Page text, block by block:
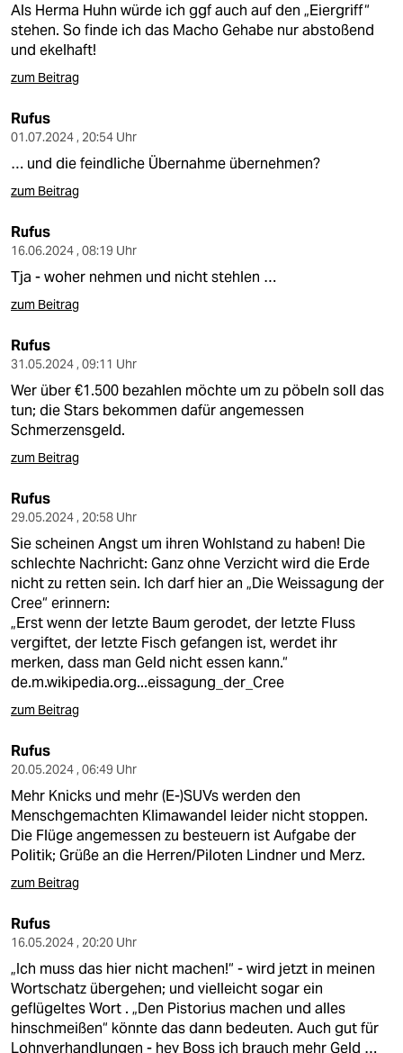
Als Herma Huhn würde ich ggf auch auf den „Eiergriff“
stehen. So finde ich das Macho Gehabe nur abstoßend
und ekelhaft!
zum Beitrag
Rufus
01.07.2024 , 20:54 Uhr
… und die feindliche Übernahme übernehmen?
zum Beitrag
Rufus
16.06.2024 , 08:19 Uhr
Tja - woher nehmen und nicht stehlen …
zum Beitrag
Rufus
31.05.2024 , 09:11 Uhr
Wer über €1.500 bezahlen möchte um zu pöbeln soll das
tun; die Stars bekommen dafür angemessen
Schmerzensgeld.
zum Beitrag
Rufus
29.05.2024 , 20:58 Uhr
Sie scheinen Angst um ihren Wohlstand zu haben! Die
schlechte Nachricht: Ganz ohne Verzicht wird die Erde
nicht zu retten sein. Ich darf hier an „Die Weissagung der
Cree“ erinnern:
„Erst wenn der letzte Baum gerodet, der letzte Fluss
vergiftet, der letzte Fisch gefangen ist, werdet ihr
merken, dass man Geld nicht essen kann.“
de.m.wikipedia.org...eissagung_der_Cree
zum Beitrag
Rufus
20.05.2024 , 06:49 Uhr
Mehr Knicks und mehr (E-)SUVs werden den
Menschgemachten Klimawandel leider nicht stoppen.
Die Flüge angemessen zu besteuern ist Aufgabe der
Politik; Grüße an die Herren/Piloten Lindner und Merz.
zum Beitrag
Rufus
16.05.2024 , 20:20 Uhr
„Ich muss das hier nicht machen!“ - wird jetzt in meinen
Wortschatz übergehen; und vielleicht sogar ein
geflügeltes Wort . „Den Pistorius machen und alles
hinschmeißen“ könnte das dann bedeuten. Auch gut für
Lohnverhandlungen - hey Boss ich brauch mehr Geld …